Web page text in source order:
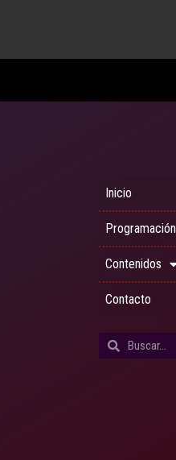
Inicio
Programación
Contenidos
Contacto